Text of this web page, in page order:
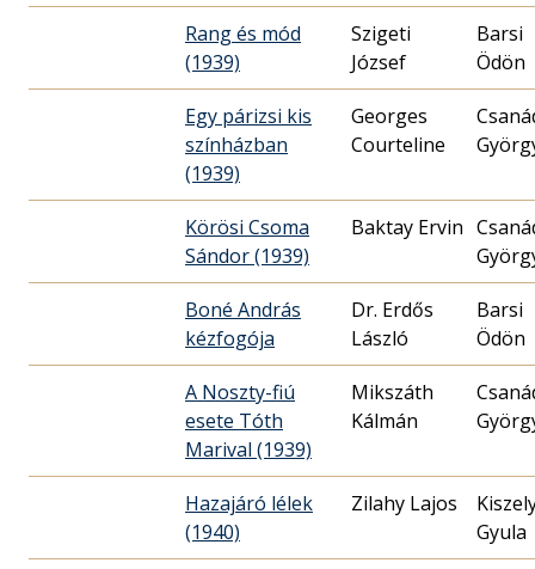
Rang és mód
(1939)
Szigeti
József
Barsi
Ödön
Egy párizsi kis
színházban
(1939)
Georges
Courteline
Körösi Csoma
Sándor (1939)
Baktay Ervin
Boné András
kézfogója
Dr. Erdős
László
Barsi
Ödön
A Noszty-fiú
esete Tóth
Marival (1939)
Mikszáth
Kálmán
Hazajáró lélek
(1940)
Zilahy Lajos
Gyula